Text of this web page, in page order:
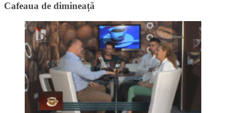
Cafeaua de dimineață